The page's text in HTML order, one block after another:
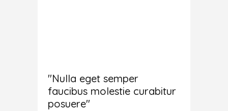
"Nulla eget semper
faucibus molestie curabitur
posuere"